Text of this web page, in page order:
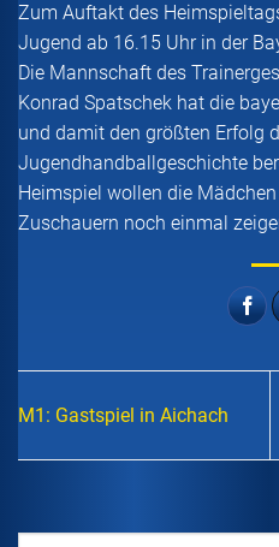
Zum Auftakt des
Jugend ab 16.15 Uhr in der
Die Mannschaft des
Konrad Spatschek hat die
und damit den größten Erfolg
Jugendhandballgeschichte
Heimspiel wollen die
Zuschauern noch einmal
M1: Gastspiel in Aichach